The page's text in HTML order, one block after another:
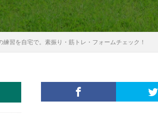
練習を自宅で。素振り・筋トレ・フォームチェック！